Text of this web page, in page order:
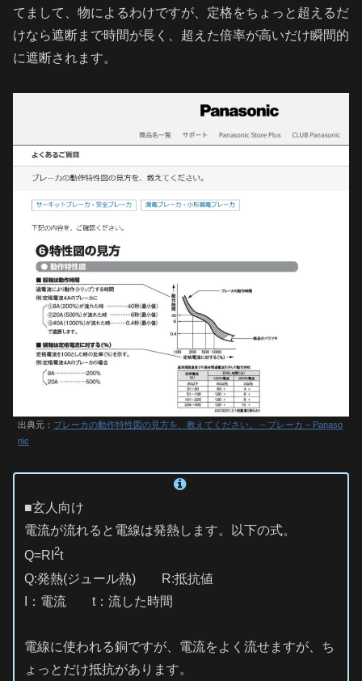
てまして、物によるわけですが、定格をちょっと超えるだ
けなら遮断まで時間が長く、超えた倍率が高いだけ瞬間的
に遮断されます。
出典元： ブレーカの動作特性図の見方を、教えてください。 – ブレーカ – Panaso
nic
■玄人向け
電流が流れると電線は発熱します。以下の式。
Q=RI 2t
Q:発熱(ジュール熱) R:抵抗値
I：電流 t：流した時間
電線に使われる銅ですが、電流をよく流せますが、ち
ょっとだけ抵抗があります。